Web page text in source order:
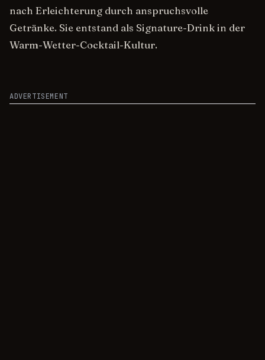
nach Erleichterung durch anspruchsvolle
Getränke. Sie entstand als Signature-Drink in der
Warm-Wetter-Cocktail-Kultur.
ADVERTISEMENT